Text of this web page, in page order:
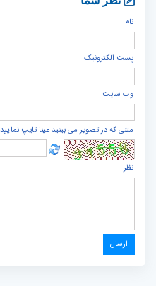
نام
پست الكترونيک
وب سایت
متنی که در تصویر می بینید عینا تایپ نمایید
نظر